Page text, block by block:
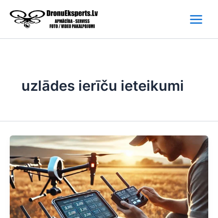
content
uzlādes ierīču ieteikumi